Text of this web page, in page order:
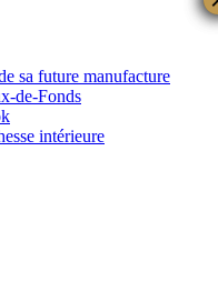
sa future manufacture
de-Fonds
intérieure